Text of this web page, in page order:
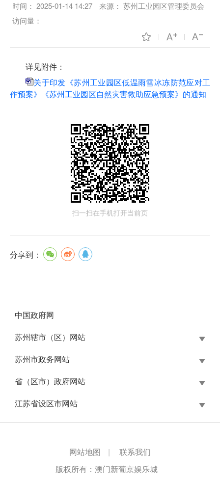
时间： 2025-01-14 14:27 来源： 苏州工业园区管理委员会
访问量：
详见附件：
关于印发《苏州工业园区低温雨雪冰冻防范应对工
作预案》《苏州工业园区自然灾害救助应急预案》的通知
扫一扫在手机打开当前页
分享到：
中国政府网
苏州辖市（区）网站
苏州市政务网站
省（区市）政府网站
江苏省设区市网站
网站地图 |
联系我们
版权所有：澳门新葡京娱乐城